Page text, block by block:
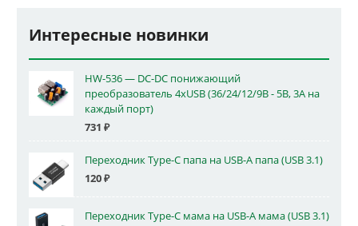
Интересные новинки
HW-536 — DC-DC понижающий
преобразователь 4xUSB (36/24/12/9В - 5В, 3А на
каждый порт)
731 ₽
Переходник Type-C папа на USB-A папа (USB 3.1)
120₽
Переходник Type-C мама на USB-A мама (USB 3.1)